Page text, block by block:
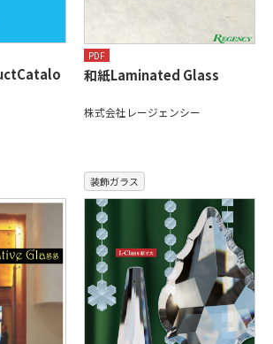
PDF
和紙Laminated Glass
株式会社レージェンシー
装飾ガラス